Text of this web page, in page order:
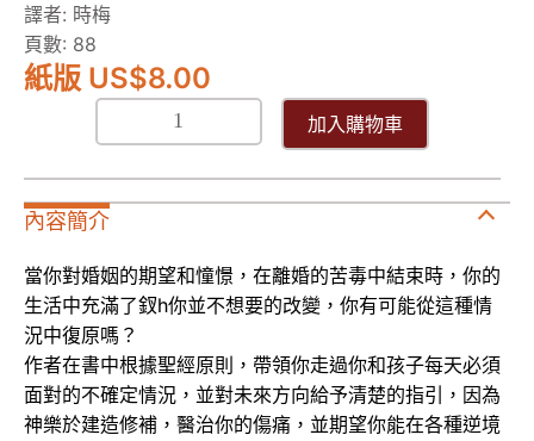
譯者: 時梅
頁數: 88
紙版 US$8.00
加入購物車
內容簡介
當你對婚姻的期望和憧憬，在離婚的苦毒中結束時，你的
生活中充滿了釵h你並不想要的改變，你有可能從這種情
況中復原嗎？
作者在書中根據聖經原則，帶領你走過你和孩子每天必須
面對的不確定情況，並對未來方向給予清楚的指引，因為
神樂於建造修補，醫治你的傷痛，並期望你能在各種逆境